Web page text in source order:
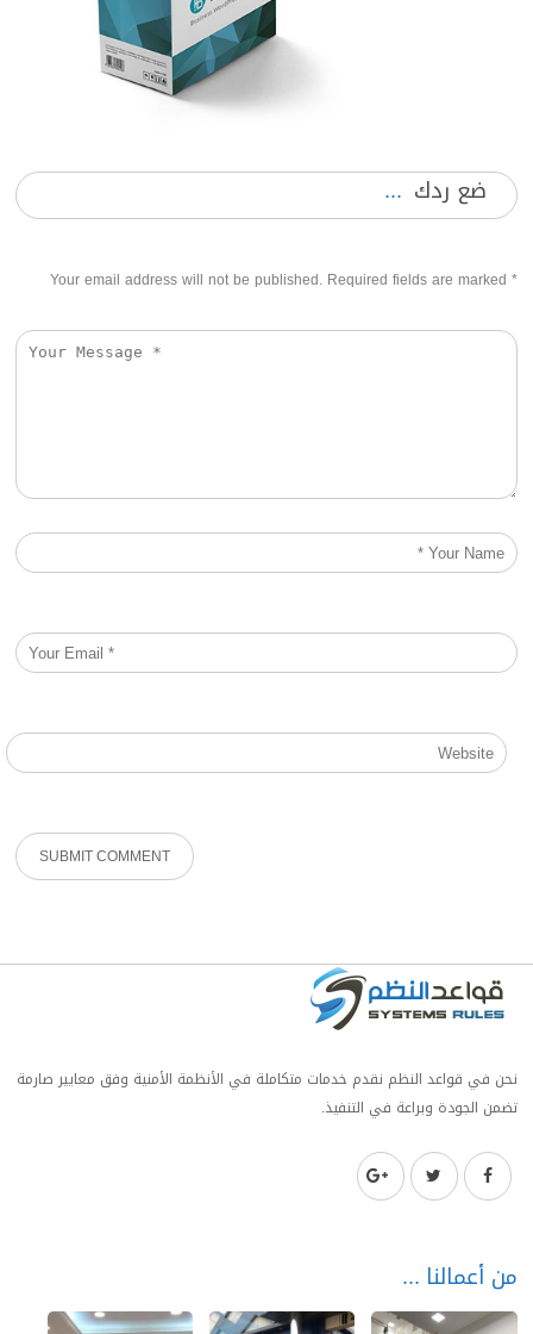
ضع ردك
Your email address will not be published. Required fields are marked *
نحن في قواعد النظم نقدم خدمات متكاملة في الأنظمة الأمنية وفق معايير صارمة
تضمن الجودة وبراعة في التنفيذ.
من أعمالنا